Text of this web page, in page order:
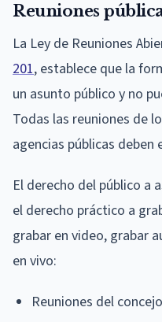
Reuniones
La Ley de Reuniones
201, establece que la
un asunto público y no
Todas las reuniones de
agencias públicas
El derecho del público a
el derecho práctico a
grabar en video, grabar
en vivo:
Reuniones del